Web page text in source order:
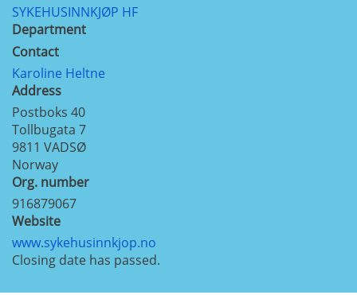
SYKEHUSINNKJØP HF
Department
Contact
Karoline Heltne
Address
Postboks 40
Tollbugata 7
9811 VADSØ
Norway
Org. number
916879067
Website
www.sykehusinnkjop.no
Closing date has passed.